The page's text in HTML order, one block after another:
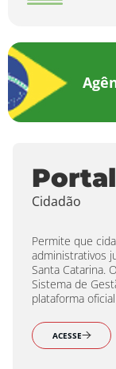
Cidadão
Permite que
administrativos
Santa Catarina.
Sistema de
plataforma
ACESSE